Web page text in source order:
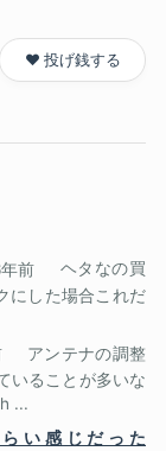
❤️ 投げ銭する
前
ヘタなの買
にした場合これだ
アンテナの調整
いることが多いな
...
い感じだった